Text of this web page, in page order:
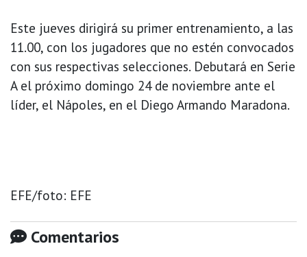
Este jueves dirigirá su primer entrenamiento, a las
11.00, con los jugadores que no estén convocados
con sus respectivas selecciones. Debutará en Serie
A el próximo domingo 24 de noviembre ante el
líder, el Nápoles, en el Diego Armando Maradona.
EFE/foto: EFE
Comentarios